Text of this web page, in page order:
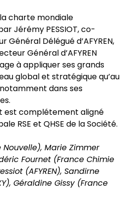
charte mondiale
Jérémy PESSIOT, co-
Délégué d’AFYREN,
Général d’AFYREN
à appliquer ses grands
global et stratégique qu’au
dans ses
est complétement aligné
RSE et QHSE de la Société.
Nouvelle), Marie Zimmer
Fournet (France Chimie
(AFYREN), Sandirne
Géraldine Gissy (France